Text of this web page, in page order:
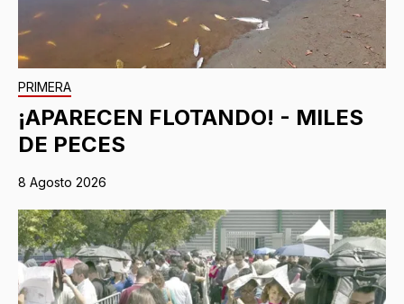
PRIMERA
¡APARECEN FLOTANDO! - MILES
DE PECES
8 Agosto 2026